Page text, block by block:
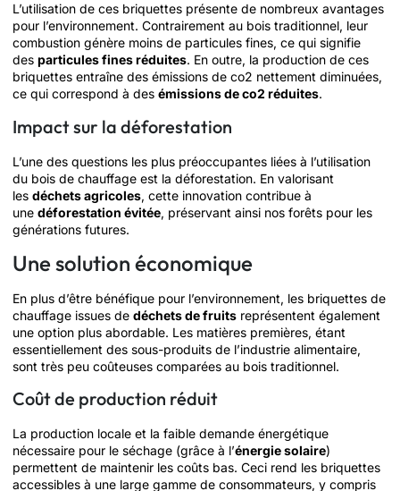
L’utilisation de ces briquettes présente de nombreux avantages
pour l’environnement. Contrairement au bois traditionnel, leur
combustion génère moins de particules fines, ce qui signifie
des particules fines réduites. En outre, la production de ces
briquettes entraîne des émissions de co2 nettement diminuées,
ce qui correspond à des émissions de co2 réduites.
Impact sur la déforestation
L’une des questions les plus préoccupantes liées à l’utilisation
du bois de chauffage est la déforestation. En valorisant
les déchets agricoles, cette innovation contribue à
une déforestation évitée, préservant ainsi nos forêts pour les
générations futures.
Une solution économique
En plus d’être bénéfique pour l’environnement, les briquettes de
chauffage issues de déchets de fruits représentent également
une option plus abordable. Les matières premières, étant
essentiellement des sous-produits de l’industrie alimentaire,
sont très peu coûteuses comparées au bois traditionnel.
Coût de production réduit
La production locale et la faible demande énergétique
nécessaire pour le séchage (grâce à l’énergie solaire)
permettent de maintenir les coûts bas. Ceci rend les briquettes
accessibles à une large gamme de consommateurs, y compris